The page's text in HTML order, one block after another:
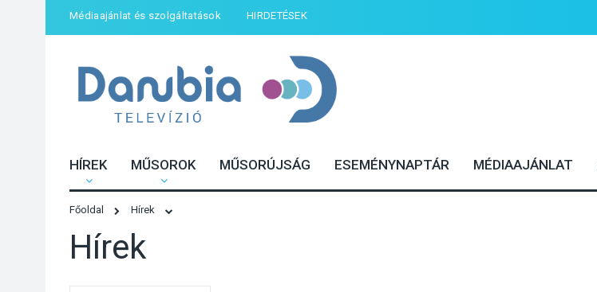
Médiaajánlat és szolgáltatások HIRDETÉSEK
HÍREK MŰSOROK MŰSORÚJSÁG ESEMÉNYNAPTÁR MÉDIAAJÁNLAT
Főoldal Hírek
Hírek